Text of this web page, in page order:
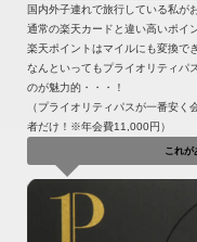
国内外子連れで旅行している私が
通常の楽天カードと違い高いポイ
楽天ポイントはマイルにも変換で
なんといってもプライオリティパ
のが魅力的・・・！
（プライオリティパスが一番安
者だけ！※年会費11,000円）
これが